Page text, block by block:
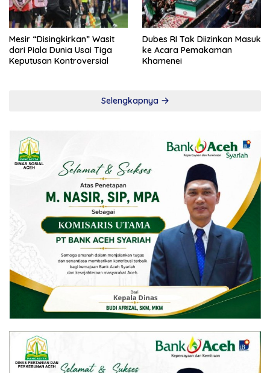
Mesir “Disingkirkan” Wasit
dari Piala Dunia Usai Tiga
Keputusan Kontroversial
Dubes RI Tak Diizinkan Masuk
ke Acara Pemakaman
Khamenei
Selengkapnya